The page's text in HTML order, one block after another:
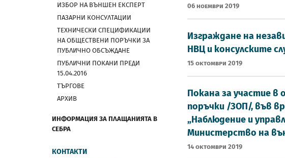
ИЗБОР НА ВЪНШЕН ЕКСПЕРТ
ПАЗАРНИ КОНСУЛТАЦИИ
ТЕХНИЧЕСКИ СПЕЦИФИКАЦИИ
НА ОБЩЕСТВЕНИ ПОРЪЧКИ ЗА
ПУБЛИЧНО ОБСЪЖДАНЕ
ПУБЛИЧНИ ПОКАНИ ПРЕДИ
15.04.2016
ТЪРГОВЕ
АРХИВ
ИНФОРМАЦИЯ ЗА ПЛАЩАНИЯТА В
СЕБРА
КОНТАКТИ
06 Ноември 2019
Изграждане на
НВЦ и консулските
15 Октомври 2019
Покана за участие в
поръчки /ЗОП/, във
„Наблюдение и
Министерство на
14 Октомври 2019